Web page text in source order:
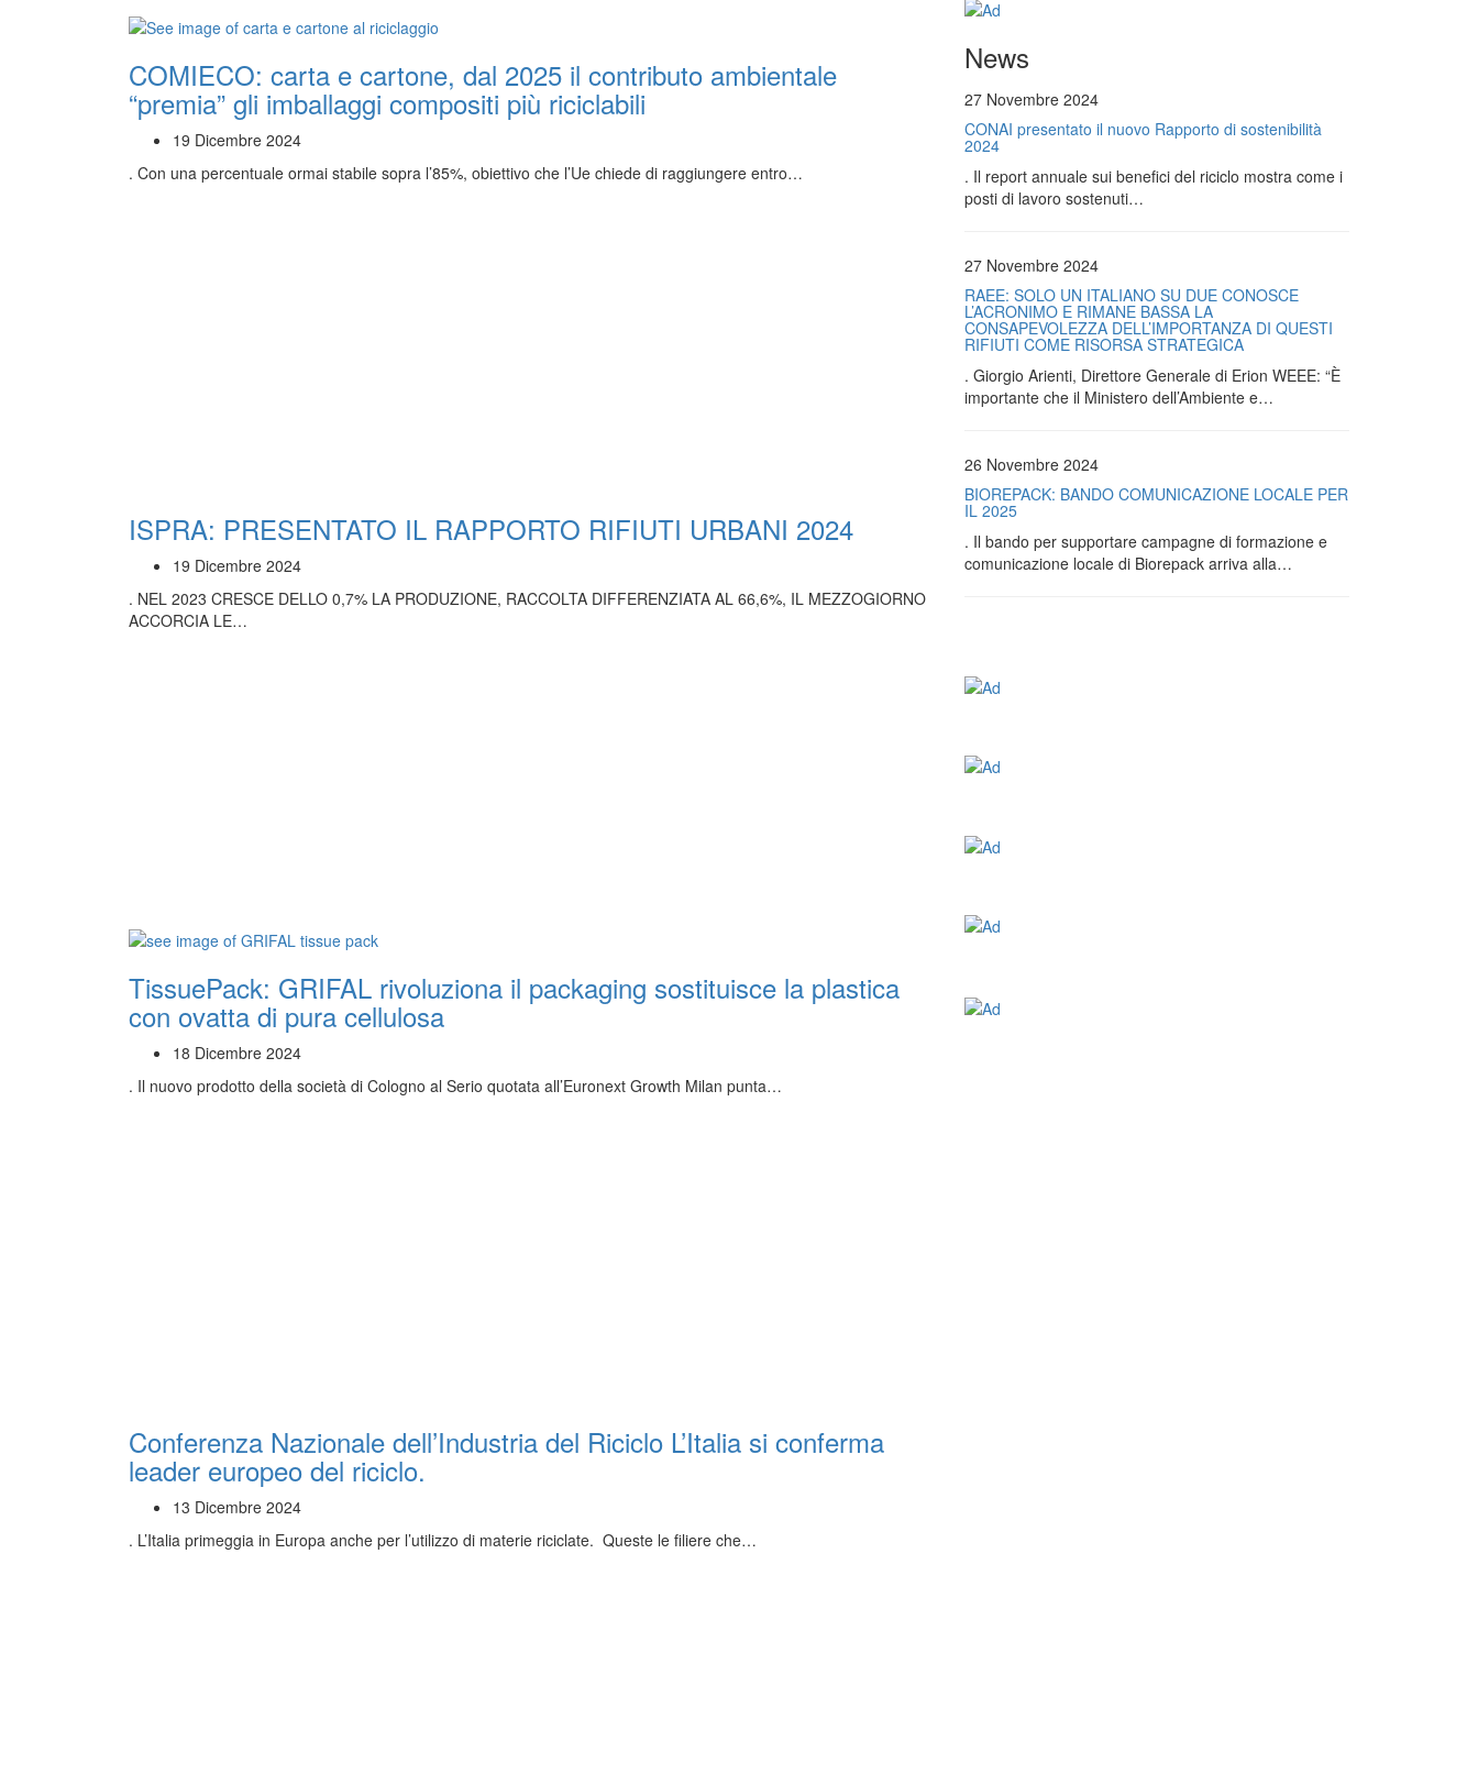
COMIECO: carta e cartone, dal 2025 il contributo ambientale
“premia” gli imballaggi compositi più riciclabili
19 Dicembre 2024
. Con una percentuale ormai stabile sopra l’85%, obiettivo che l’Ue chiede di raggiungere entro…
ISPRA: PRESENTATO IL RAPPORTO RIFIUTI URBANI 2024
19 Dicembre 2024
. NEL 2023 CRESCE DELLO 0,7% LA PRODUZIONE, RACCOLTA DIFFERENZIATA AL 66,6%, IL MEZZOGIORNO
ACCORCIA LE…
TissuePack: GRIFAL rivoluziona il packaging sostituisce la plastica
con ovatta di pura cellulosa
18 Dicembre 2024
. Il nuovo prodotto della società di Cologno al Serio quotata all’Euronext Growth Milan punta…
Conferenza Nazionale dell’Industria del Riciclo L’Italia si conferma
leader europeo del riciclo.
13 Dicembre 2024
. L’Italia primeggia in Europa anche per l’utilizzo di materie riciclate. Queste le filiere che…
News
27 Novembre 2024
CONAI presentato il nuovo Rapporto di sostenibilità
2024
. Il report annuale sui benefici del riciclo mostra come i
posti di lavoro sostenuti…
27 Novembre 2024
RAEE: SOLO UN ITALIANO SU DUE CONOSCE
L’ACRONIMO E RIMANE BASSA LA
CONSAPEVOLEZZA DELL’IMPORTANZA DI QUESTI
RIFIUTI COME RISORSA STRATEGICA
. Giorgio Arienti, Direttore Generale di Erion WEEE: “È
importante che il Ministero dell’Ambiente e…
26 Novembre 2024
BIOREPACK: BANDO COMUNICAZIONE LOCALE PER
IL 2025
. Il bando per supportare campagne di formazione e
comunicazione locale di Biorepack arriva alla…